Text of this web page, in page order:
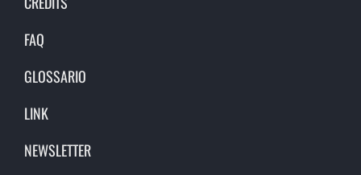
FAQ
GLOSSARIO
LINK
NEWSLETTER